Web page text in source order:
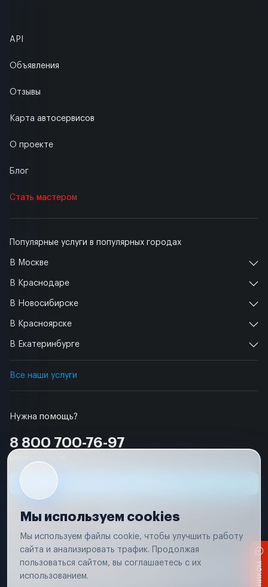
Нужна помощь?
8 800 700-76-97
Популярные услуги в популярных городах
В Москве
В Краснодаре
В Новосибирске
В Красноярске
В Екатеринбурге
Все наши услуги
API
Объявления
Отзывы
Карта автосервисов
О проекте
Блог
Стать мастером
Условия использования
Вся информация, представленная на сайте, носит исключительно
соответствии с положениями статьи 437 (п. 2) Гражданского кодекса
Мы используем cookies
Мы используем файлы cookie, чтобы улучшить работу
сайта и анализировать трафик. Продолжая
пользоваться сайтом, вы соглашаетесь с их
использованием.